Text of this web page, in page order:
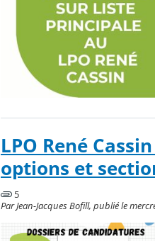
LPO René
options et
5
Par Jean-Jacques Bofill, publié le